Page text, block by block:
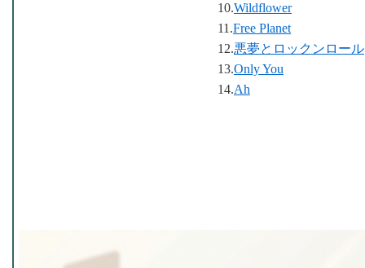
10.Wildflower
11.Free Planet
12.悪夢とロックンロール
13.Only You
14.Ah